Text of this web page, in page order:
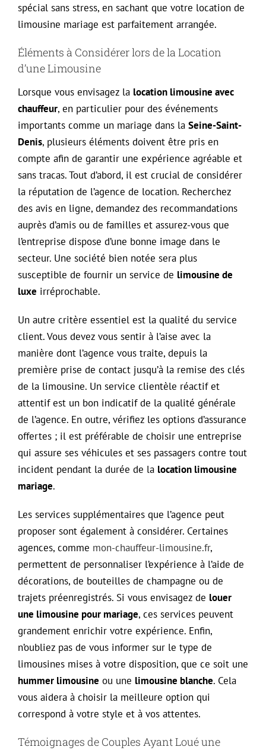
spécial sans stress, en sachant que votre location de
limousine mariage est parfaitement arrangée.
Éléments à Considérer lors de la Location
d’une Limousine
Lorsque vous envisagez la location limousine avec
chauffeur, en particulier pour des événements
importants comme un mariage dans la Seine-Saint-
Denis, plusieurs éléments doivent être pris en
compte afin de garantir une expérience agréable et
sans tracas. Tout d’abord, il est crucial de considérer
la réputation de l’agence de location. Recherchez
des avis en ligne, demandez des recommandations
auprès d’amis ou de familles et assurez-vous que
l’entreprise dispose d’une bonne image dans le
secteur. Une société bien notée sera plus
susceptible de fournir un service de limousine de
luxe irréprochable.
Un autre critère essentiel est la qualité du service
client. Vous devez vous sentir à l’aise avec la
manière dont l’agence vous traite, depuis la
première prise de contact jusqu’à la remise des clés
de la limousine. Un service clientèle réactif et
attentif est un bon indicatif de la qualité générale
de l’agence. En outre, vérifiez les options d’assurance
offertes ; il est préférable de choisir une entreprise
qui assure ses véhicules et ses passagers contre tout
incident pendant la durée de la location limousine
mariage.
Les services supplémentaires que l’agence peut
proposer sont également à considérer. Certaines
agences, comme mon-chauffeur-limousine.fr,
permettent de personnaliser l’expérience à l’aide de
décorations, de bouteilles de champagne ou de
trajets préenregistrés. Si vous envisagez de louer
une limousine pour mariage, ces services peuvent
grandement enrichir votre expérience. Enfin,
n’oubliez pas de vous informer sur le type de
limousines mises à votre disposition, que ce soit une
hummer limousine ou une limousine blanche. Cela
vous aidera à choisir la meilleure option qui
correspond à votre style et à vos attentes.
Témoignages de Couples Ayant Loué une